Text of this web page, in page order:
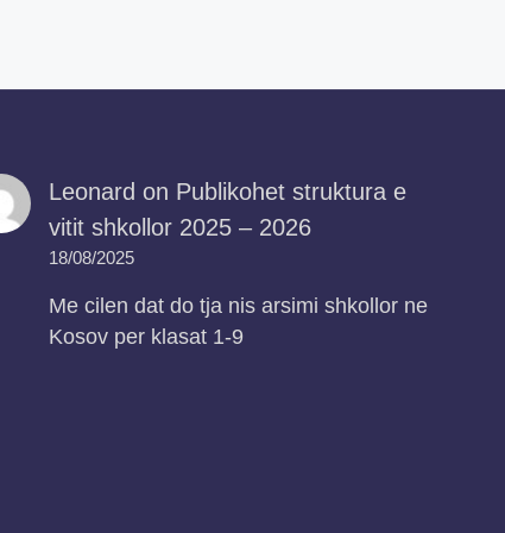
Leonard on Publikohet struktura e
vitit shkollor 2025 – 2026
18/08/2025
Me cilen dat do tja nis arsimi shkollor ne
Kosov per klasat 1-9